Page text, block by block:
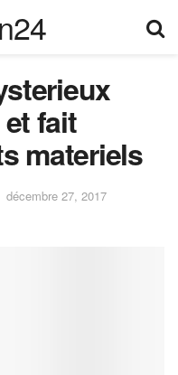
fait
materiels
décembre 27, 2017